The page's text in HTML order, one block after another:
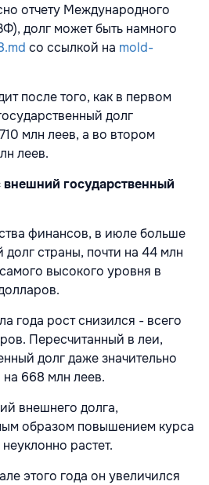
отчету Международного
долг может быть намного
со ссылкой на mold-
после того, как в первом
долг
млн леев, а во втором
леев.
государственный
финансов, в июле больше
страны, почти на 44 млн
высокого уровня в
года рост снизился - всего
Пересчитанный в леи,
долг даже значительно
668 млн леев.
внешнего долга,
образом повышением курса
растет.
этого года он увеличился